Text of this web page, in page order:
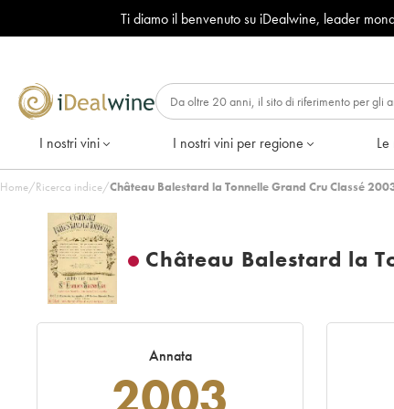
Ti diamo il benvenuto su iDealwine, leader
I nostri vini I nostri vini per regione
Home/Ricerca indice/Château Balestard la Tonnelle Grand Cru Classé
Château Balestard la
Annata